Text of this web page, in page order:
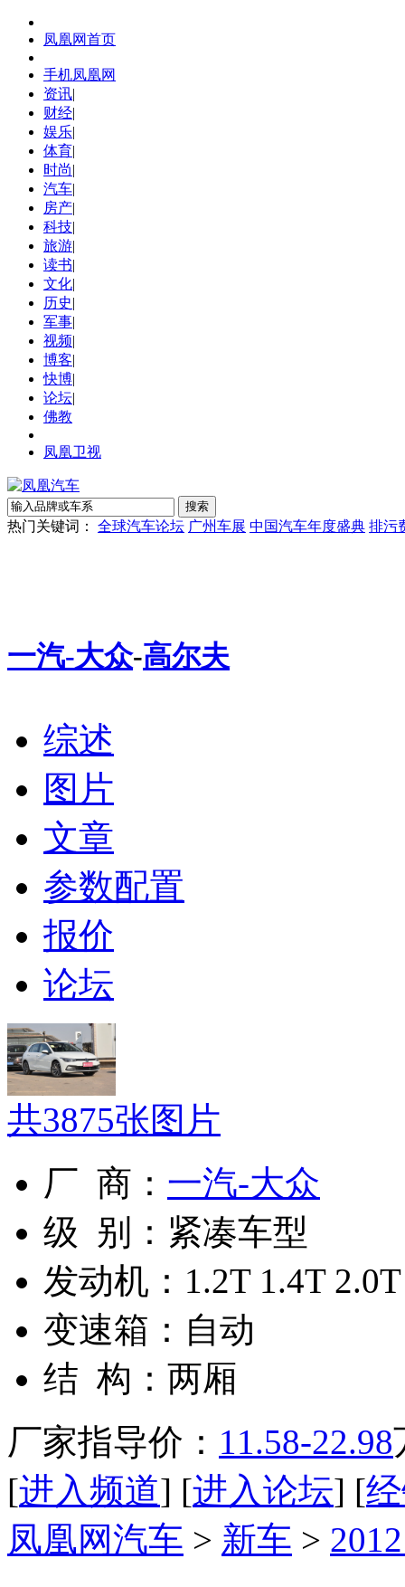
凤凰网首页
手机凤凰网
资讯|
财经|
娱乐|
体育|
时尚|
汽车|
房产|
科技|
旅游|
读书|
文化|
历史|
军事|
视频|
博客|
快博|
论坛|
佛教
凤凰卫视
热门关键词： 全球汽车论坛 广州车展 中国汽车年度盛典 排污
一汽-大众-高尔夫
综述
图片
文章
参数配置
报价
论坛
共3875张图片
厂 商： 一汽-大众
级 别： 紧凑车型
发动机： 1.2T 1.4T 2.0T
变速箱： 自动
结 构： 两厢
厂家指导价： 11.58-22.98
[进入频道] [进入论坛] [
凤凰网汽车 > 新车 >